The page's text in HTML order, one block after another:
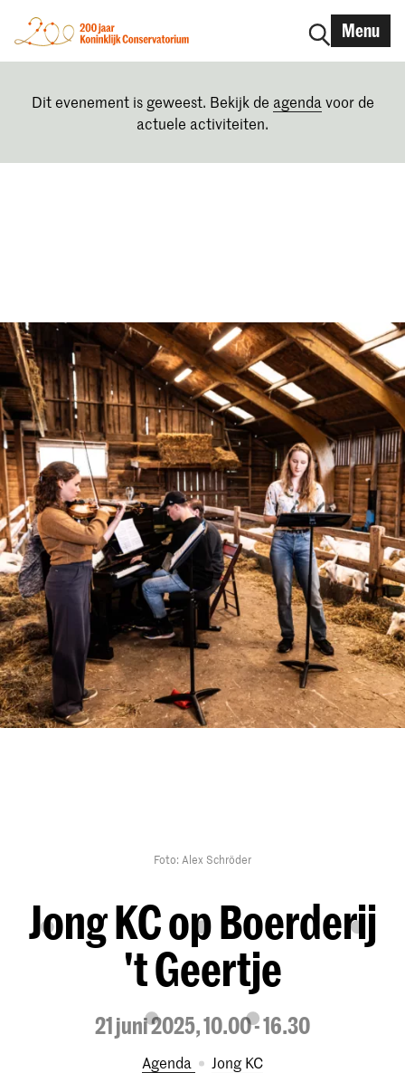
Menu
Dit evenement is geweest. Bekijk de agenda voor de
actuele activiteiten.
Foto: Alex Schröder
Jong KC op Boerderij
't Geertje
21 juni 2025, 10.00 - 16.30
Agenda Jong KC